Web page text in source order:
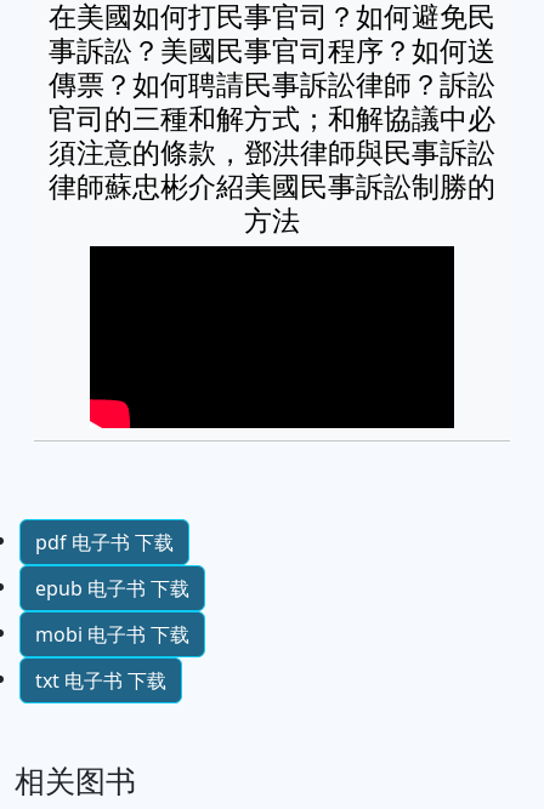
在美國如何打民事官司？如何避免民
事訴訟？美國民事官司程序？如何送
傳票？如何聘請民事訴訟律師？訴訟
官司的三種和解方式；和解協議中必
須注意的條款，鄧洪律師與民事訴訟
律師蘇忠彬介紹美國民事訴訟制勝的
方法
pdf 电子书 下载
epub 电子书 下载
mobi 电子书 下载
txt 电子书 下载
相关图书